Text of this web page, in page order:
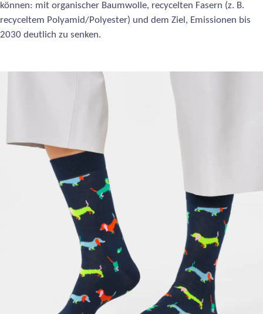
können: mit organischer Baumwolle, recycelten Fasern (z. B.
recyceltem Polyamid/Polyester) und dem Ziel, Emissionen bis
2030 deutlich zu senken.